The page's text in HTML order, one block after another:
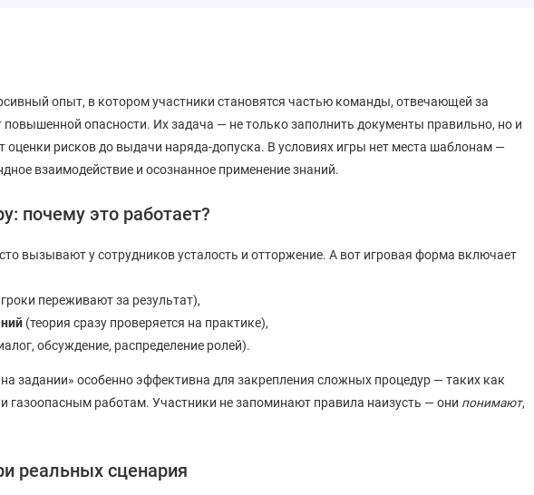
опыт, в котором участники становятся частью команды, отвечающей за
повышенной опасности. Их задача — не только заполнить документы правильно, но и
оценки рисков до выдачи наряда-допуска. В условиях игры нет места шаблонам —
взаимодействие и осознанное применение знаний.
почему это работает?
вызывают у сотрудников усталость и отторжение. А вот игровая форма включает
переживают за результат),
(теория сразу проверяется на практике),
обсуждение, распределение ролей).
задании» особенно эффективна для закрепления сложных процедур — таких как
газоопасным работам. Участники не запоминают правила наизусть — они понимают,
реальных сценария